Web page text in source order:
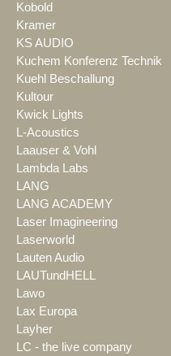
Kobold
Kramer
KS AUDIO
Kuchem Konferenz Technik
Kuehl Beschallung
Kultour
Kwick Lights
L-Acoustics
Laauser & Vohl
Lambda Labs
LANG
LANG ACADEMY
Laser Imagineering
Laserworld
Lauten Audio
LAUTundHELL
Lawo
Lax Europa
Layher
LC - the live company